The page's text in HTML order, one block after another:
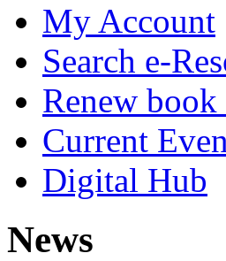
My Account
Search e-
Renew book
Current
Digital Hub
News